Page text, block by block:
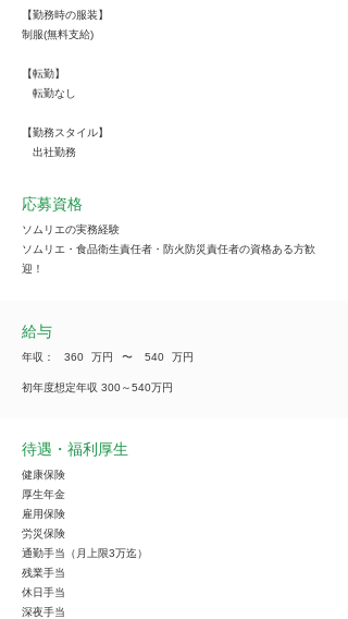
【勤務時の服装】
制服(無料支給)
【転勤】
転勤なし
【勤務スタイル】
出社勤務
応募資格
ソムリエの実務経験
ソムリエ・食品衛生責任者・防火防災責任者の資格ある方歓
迎！
給与
年収： 360 万円 ​〜 540 万円
初年度想定年収 300～540万円
待遇・福利厚生
健康保険
厚生年金
雇用保険
労災保険
通勤手当（月上限3万迄）
残業手当
休日手当
深夜手当